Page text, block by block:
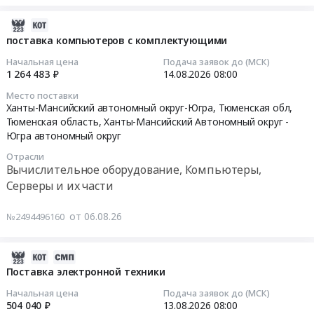
поставка компьютеров с комплектующими
Начальная цена
1 264 483 ₽
Подача заявок до (МСК)
14.08.2026 08:00
Место поставки
Ханты-Мансийский автономный округ-Югра, Тюменская обл,
Тюменская область,Ханты-Мансийский Автономный округ -
Югра автономный округ
Отрасли
Вычислительное оборудование, Компьютеры,
Серверы и их части
№2494496160 от 06.08.26
Поставка электронной техники
Начальная цена
504 040 ₽
Подача заявок до (МСК)
13.08.2026 08:00